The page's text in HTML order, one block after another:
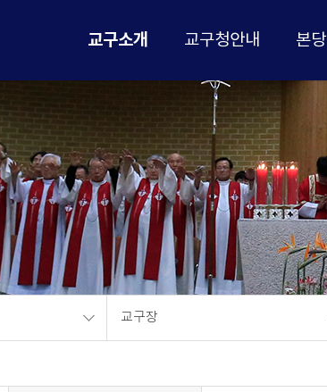
교구소개 교구청안내 본당
교구장